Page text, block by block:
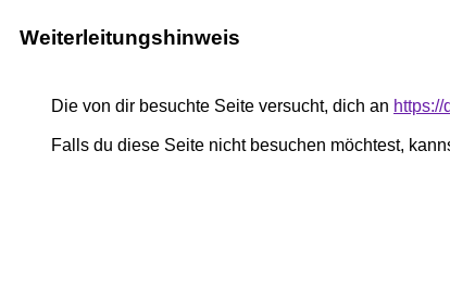
Weiterleitungshinweis
Die von dir besuchte Seite versucht, dich an
Falls du diese Seite nicht besuchen möchtest,